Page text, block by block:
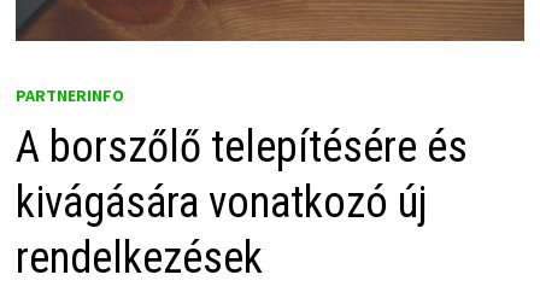
PARTNERINFO
A borszőlő telepítésére és
kivágására vonatkozó új
rendelkezések